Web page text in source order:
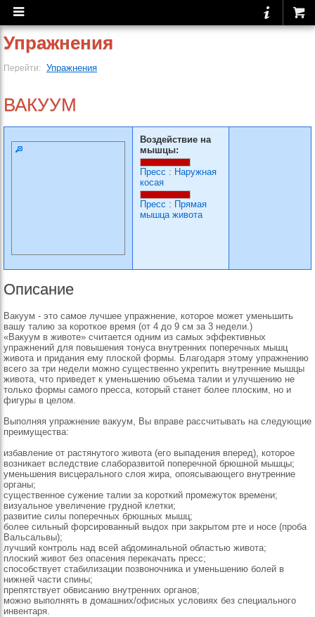
Упражнения
Перейти: Упражнения
ВАКУУМ
Воздействие на
мышцы:
Пресс : Наружная
косая
Пресс : Прямая
мышца живота
Описание
Вакуум - это самое лучшее упражнение, которое может уменьшить
вашу талию за короткое время (от 4 до 9 см за 3 недели.)
«Вакуум в животе» считается одним из самых эффективных
упражнений для повышения тонуса внутренних поперечных мышц
живота и придания ему плоской формы. Благодаря этому упражнению
всего за три недели можно существенно укрепить внутренние мышцы
живота, что приведет к уменьшению объема талии и улучшению не
только формы самого пресса, который станет более плоским, но и
фигуры в целом.
Выполняя упражнение вакуум, Вы вправе рассчитывать на следующие
преимущества:
избавление от растянутого живота (его выпадения вперед), которое
возникает вследствие слаборазвитой поперечной брюшной мышцы;
уменьшения висцерального слоя жира, опоясывающего внутренние
органы;
существенное сужение талии за короткий промежуток времени;
визуальное увеличение грудной клетки;
развитие силы поперечных брюшных мышц;
более сильный форсированный выдох при закрытом рте и носе (проба
Вальсальвы);
лучший контроль над всей абдоминальной областью живота;
плоский живот без опасения перекачать пресс;
способствует стабилизации позвоночника и уменьшению болей в
нижней части спины;
препятствует обвисанию внутренних органов;
можно выполнять в домашних/офисных условиях без специального
инвентаря.